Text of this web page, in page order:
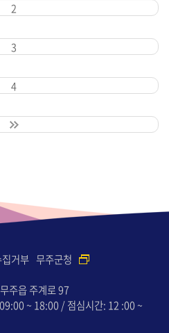
2
3
4
거부 무주군청
주읍 주계로 97
~ 18:00 / 점심시간: 12 :00 ~